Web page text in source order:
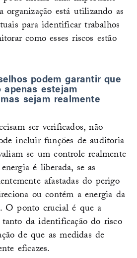
organização está utilizando as
para identificar trabalhos
como esses riscos estão
podem garantir que
estejam
sejam realmente
ser verificados, não
incluir funções de auditoria
se um controle realmente
é liberada, se as
afastadas do perigo
ou contém a energia da
O ponto crucial é que a
tanto da identificação do risco
de que as medidas de
eficazes.